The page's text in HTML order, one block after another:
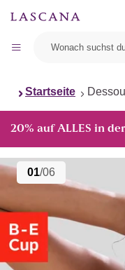
Startseite
20% auf ALLES in
01/06